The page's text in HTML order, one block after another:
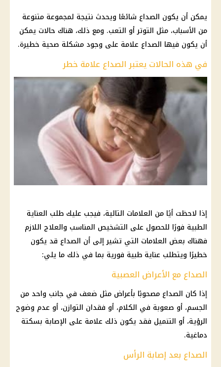
يمكن أن يكون الصداع شائعًا ويحدث نتيجة لمجموعة متنوعة
من الأسباب، مثل التوتر أو التعب. ومع ذلك، هناك حالات يمكن
أن يكون فيها الصداع علامة على وجود مشكلة صحية خطيرة.
في هذه الحالات يعتبر الصداع علامة خطر
إذا لاحظت أيًا من العلامات التالية، فيجب عليك طلب العناية
الطبية فورًا للحصول على التشخيص المناسب والعلاج اللازم
فهناك بعض العلامات التي تشير إلى أن الصداع قد يكون
خطيرًا ويتطلب عناية طبية فورية بما في ذلك ما يلي:
الصداع مع الأعراض العصبية
إذا كان الصداع مصحوبًا بأعراض مثل ضعف في جانب واحد من
الجسم، أو صعوبة في الكلام، أو فقدان التوازن، أو عدم وضوح
الرؤية، أو التنميل فقد يكون ذلك علامة على الإصابة بسكتة
دماغية.
الصداع بعد إصابة الرأس